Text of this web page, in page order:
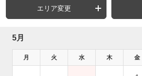
エリア変更
5月
月 火 水 木 金